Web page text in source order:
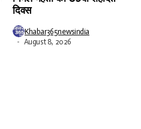
दिवस
Khabar365newsindia
August 8, 2026